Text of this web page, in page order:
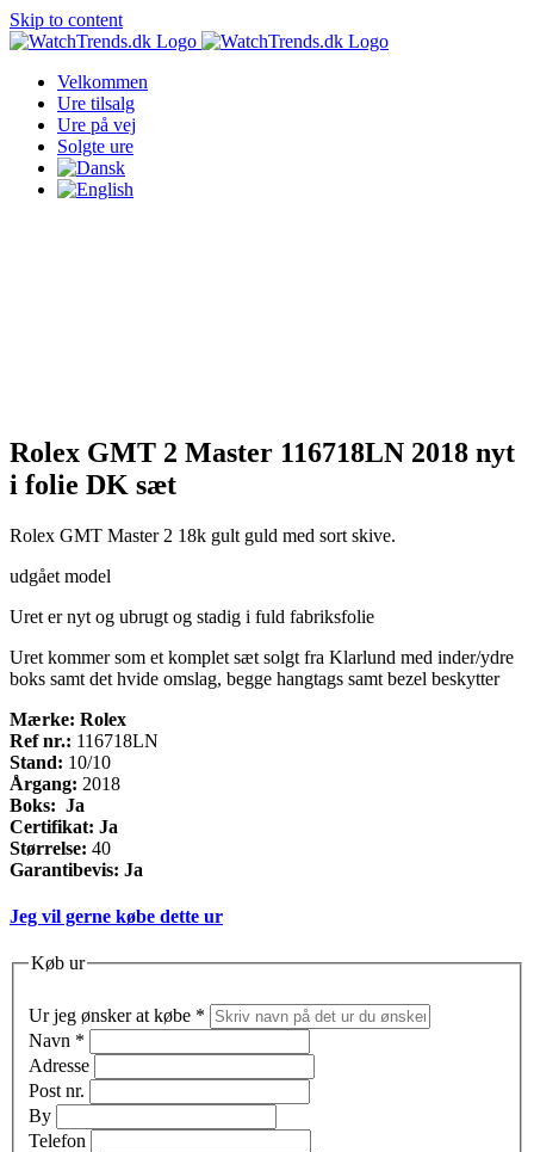
Skip to content
Velkommen
Ure tilsalg
Ure på vej
Solgte ure
Rolex GMT 2 Master 116718LN 2018 nyt
i folie DK sæt
Rolex GMT Master 2 18k gult guld med sort skive.
udgået model
Uret er nyt og ubrugt og stadig i fuld fabriksfolie
Uret kommer som et komplet sæt solgt fra Klarlund med inder/ydre
boks samt det hvide omslag, begge hangtags samt bezel beskytter
Mærke: Rolex
Ref nr.: 116718LN
Stand: 10/10
Årgang: 2018
Boks: Ja
Certifikat: Ja
Størrelse: 40
Garantibevis: Ja
Jeg vil gerne købe dette ur
Køb ur
Ur jeg ønsker at købe *
Navn *
Adresse
Post nr.
By
Telefon